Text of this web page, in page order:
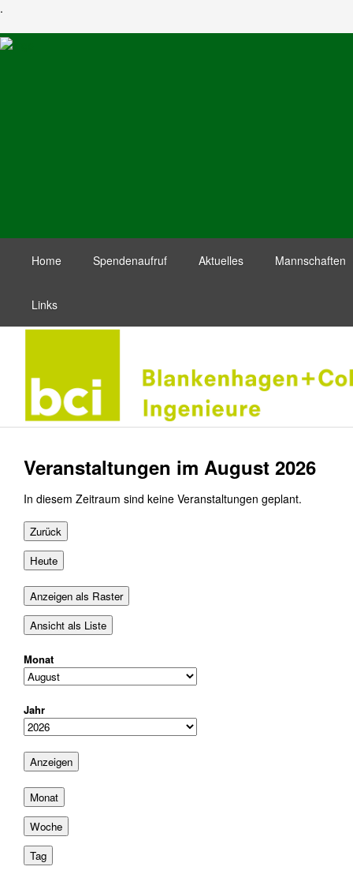
.
Home Spendenaufruf Aktuelles Mannschaften
Links
Veranstaltungen im August 2026
In diesem Zeitraum sind keine Veranstaltungen geplant.
Zurück
Heute
Anzeigen als Raster
Ansicht als Liste
Monat
Jahr
Monat
Woche
Tag